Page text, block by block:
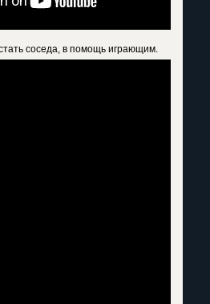
соседа, в помощь играющим.